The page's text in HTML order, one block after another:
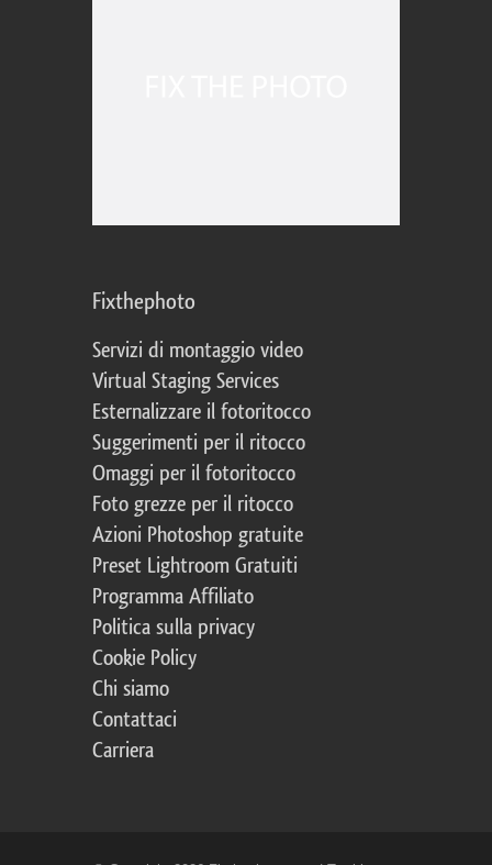
Fixthephoto
Servizi di montaggio video
Virtual Staging Services
Esternalizzare il fotoritocco
Suggerimenti per il ritocco
Omaggi per il fotoritocco
Foto grezze per il ritocco
Azioni Photoshop gratuite
Preset Lightroom Gratuiti
Programma Affiliato
Politica sulla privacy
Cookie Policy
Chi siamo
Contattaci
Carriera